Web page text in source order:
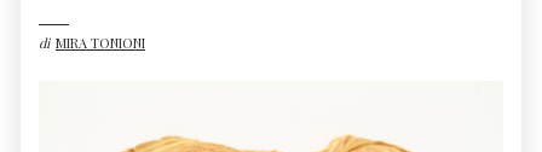
di MIRA TONIONI